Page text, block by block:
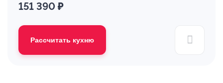
151 390 ₽
Рассчитать кухню